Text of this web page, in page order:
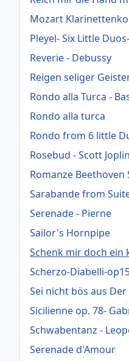
Mozart
Pleyel- Six Little
Reverie - Debussy
Reigen seliger
Rondo alla Turca -
Rondo alla turca
Rondo from 6 little
Rosebud - Scott Joplin
Romanze Beethoven
Sarabande from
Serenade - Pierne
Sailor's Hornpipe
Schenk mir doch ein
Scherzo-Diabelli-
Sei nicht bös aus
Sicilienne op. 78-
Schwabentanz -
Serenade d'Amour